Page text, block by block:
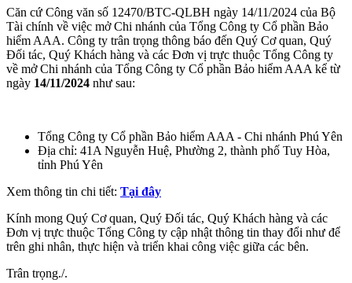
Căn cứ Công văn số 12470/BTC-QLBH ngày 14/11/2024 của Bộ
Tài chính về việc mở Chi nhánh của Tổng Công ty Cổ phần Bảo
hiểm AAA. Công ty trân trọng thông báo đến Quý Cơ quan, Quý
Đối tác, Quý Khách hàng và các Đơn vị trực thuộc Tổng Công ty
về mở Chi nhánh của Tổng Công ty Cổ phần Bảo hiểm AAA kể từ
ngày 14/11/2024 như sau:
Tổng Công ty Cổ phần Bảo hiểm AAA - Chi nhánh Phú Yên
Địa chỉ: 41A Nguyễn Huệ, Phường 2, thành phố Tuy Hòa,
tỉnh Phú Yên
Xem thông tin chi tiết: Tại đây
Kính mong Quý Cơ quan, Quý Đối tác, Quý Khách hàng và các
Đơn vị trực thuộc Tổng Công ty cập nhật thông tin thay đổi như để
trên ghi nhân, thực hiện và triển khai công việc giữa các bên.
Trân trọng./.